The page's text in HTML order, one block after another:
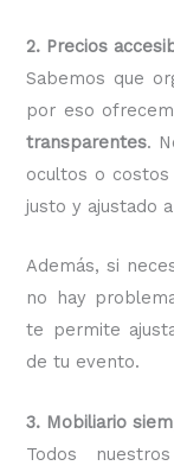
2. Precios
Sabemos que
por eso
transparentes.
ocultos o
justo y ajustado
Además, si
no hay
te permite
de tu evento.
3. Mobiliario
Todos